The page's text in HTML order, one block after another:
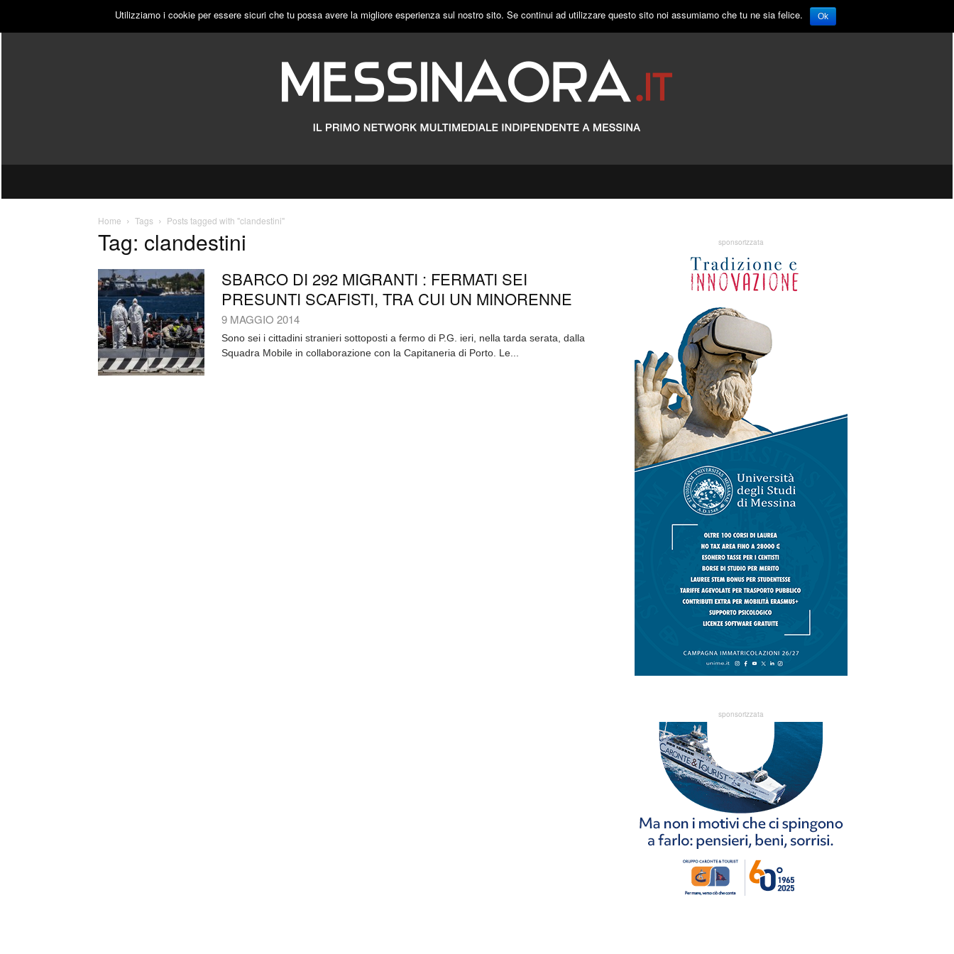
SABATO, 8 AGOSTO 2026 PUBBLICITÀ
Home Tags Posts tagged with "clandestini"
Tag: clandestini
SBARCO DI 292 MIGRANTI : FERMATI SEI
PRESUNTI SCAFISTI, TRA CUI UN MINORENNE
9 MAGGIO 2014
Sono sei i cittadini stranieri sottoposti a fermo di P.G. ieri, nella tarda serata, dalla
Squadra Mobile in collaborazione con la Capitaneria di Porto. Le...
sponsorizzata
sponsorizzata
Utilizziamo i cookie per essere sicuri che tu possa avere la migliore esperienza sul nostro sito. Se continui ad utilizzare questo sito noi assumiamo che tu ne sia felice. Ok